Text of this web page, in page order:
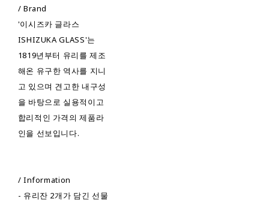
/ Brand
'이시즈카 글라스
ISHIZUKA GLASS'는
1819년부터 유리를 제조
해온 유구한 역사를 지니
고 있으며 견고한 내구성
을 바탕으로 실용적이고
합리적인 가격의 제품라
인을 선보입니다.
/ Information
- 유리잔 2개가 담긴 선물